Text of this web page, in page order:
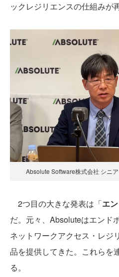
ックレジリエンスの仕組みが
Absolute Software株式会社 シニ
2つ目の大きな発表は「エ
だ。元々、Absoluteはエンド
ネットワークアクセス・レジ
品を提供してきた。これらを
る。